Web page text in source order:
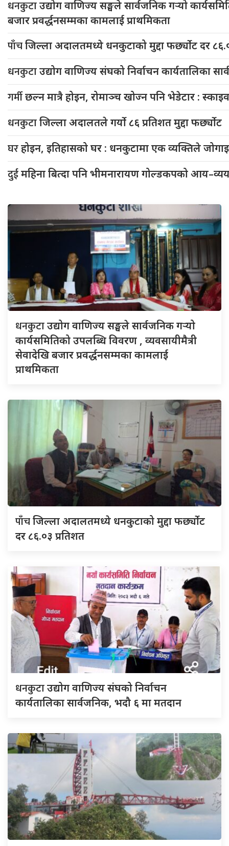
धनकुटाउद्योग वाणिज्य सङ्घले सार्वजनिक गर्‍यो
बजार प्रवर्द्धनसम्मका कामलाई प्राथमिकता
पाँचजिल्ला अदालतमध्ये धनकुटाको मुद्दा फर्छ्योट दर
धनकुटाउद्योग वाणिज्य संघको निर्वाचन कार्यतालिका
गर्मीछल्न मात्रै होइन, रोमाञ्च खोज्न पनि भेडेटार :
धनकुटाजिल्ला अदालतले गर्यो ८६ प्रतिशत मुद्दा फर्छ्योट
घरहोइन, इतिहासको घर : धनकुटामा एक व्यक्तिले
दुईमहिना बित्दा पनि भीमनारायण गोल्डकपको आय–व्यय
धनकुटाउद्योग वाणिज्य सङ्घले सार्वजनिक गर्‍यो
कार्यसमितिको उपलब्धि विवरण , व्यवसायीमैत्री
सेवादेखि बजार प्रवर्द्धनसम्मका कामलाई
प्राथमिकता
पाँचजिल्ला अदालतमध्ये धनकुटाको मुद्दा फर्छ्योट
दर ८६.०३ प्रतिशत
धनकुटाउद्योग वाणिज्य संघको निर्वाचन
कार्यतालिका सार्वजनिक, भदौ ६ मा मतदान